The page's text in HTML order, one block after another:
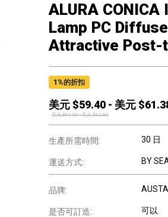
ALURA CONICA
Lamp PC
Attractive Post-
1 %的折扣
美元 $59.40 - 美元 $
美元 $60.00-美元 $62.00
生產所需時間: 30 日
運送方式: BY
品牌:
是否可訂造: 可以